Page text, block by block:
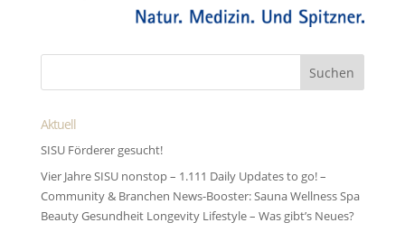
Aktuell
SISU Förderer gesucht!
Vier Jahre SISU nonstop – 1.111 Daily Updates to go! –
Community & Branchen News-Booster: Sauna Wellness Spa
Beauty Gesundheit Longevity Lifestyle – Was gibt’s Neues?